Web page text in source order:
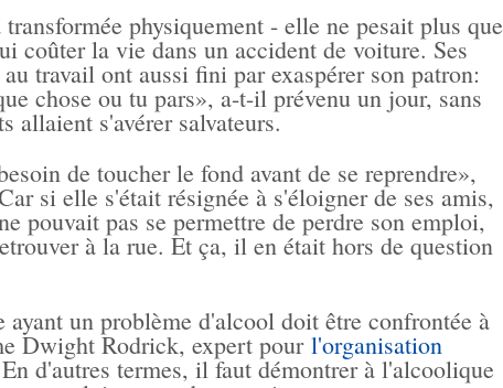
physiquement - elle ne pesait plus que
coûter la vie dans un accident de voiture. Ses
au travail ont aussi fini par exaspérer son patron:
chose ou tu pars», a-t-il prévenu un jour, sans
allaient s'avérer salvateurs.
de toucher le fond avant de se reprendre»,
si elle s'était résignée à s'éloigner de ses amis,
pouvait pas se permettre de perdre son emploi,
à la rue. Et ça, il en était hors de question
ayant un problème d'alcool doit être confrontée à
Dwight Rodrick, expert pour l'organisation
d'autres termes, il faut démontrer à l'alcoolique